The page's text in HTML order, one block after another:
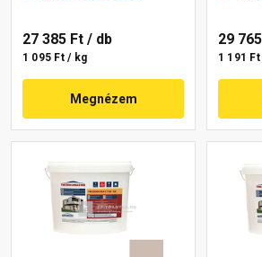
27 385 Ft / db
1 095 Ft / kg
Megnézem
29
1 191